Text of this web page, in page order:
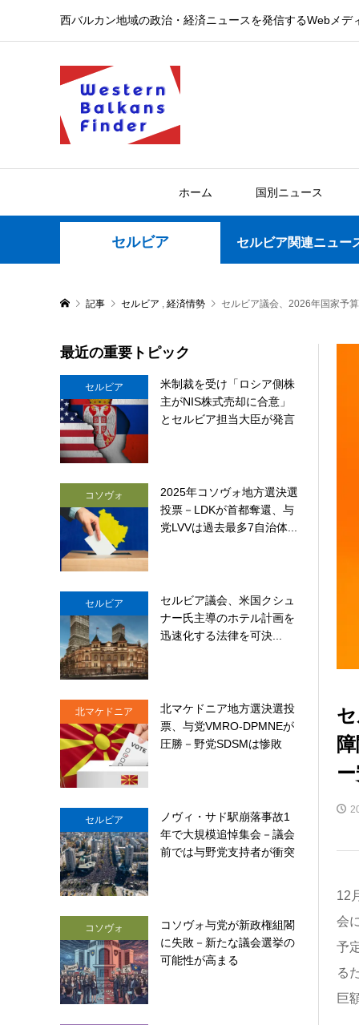
西バルカン地域の政治・経済ニュースを発信するWebメデ
ホーム 国別ニュース
セルビア セルビア関連ニュー
記事 セルビア 経済情勢 セルビア議会、2026年国家予
12
会
予
る
巨
最近の重要トピック
セルビア
米制裁を受け「ロシア側株
主がNIS株式売却に合意」
とセルビア担当大臣が発言
コソヴォ
2025年コソヴォ地方選決選
投票－LDKが首都奪還、与
党LVVは過去最多7自治体...
セルビア
セルビア議会、米国クシュ
ナー氏主導のホテル計画を
迅速化する法律を可決...
北マケドニア
北マケドニア地方選決選投
票、与党VMRO-DPMNEが
圧勝－野党SDSMは惨敗
セルビア
ノヴィ・サド駅崩落事故1
年で大規模追悼集会－議会
前では与野党支持者が衝突
コソヴォ
コソヴォ与党が新政権組閣
に失敗－新たな議会選挙の
可能性が高まる